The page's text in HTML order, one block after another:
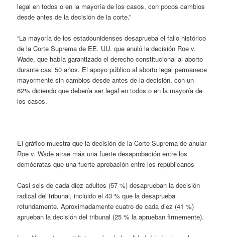
legal en todos o en la mayoría de los casos, con pocos cambios
desde antes de la decisión de la corte.”
“La mayoría de los estadounidenses desaprueba el fallo histórico
de la Corte Suprema de EE. UU. que anuló la decisión Roe v.
Wade, que había garantizado el derecho constitucional al aborto
durante casi 50 años. El apoyo público al aborto legal permanece
mayormente sin cambios desde antes de la decisión, con un
62% diciendo que debería ser legal en todos o en la mayoría de
los casos.
El gráfico muestra que la decisión de la Corte Suprema de anular
Roe v. Wade atrae más una fuerte desaprobación entre los
demócratas que una fuerte aprobación entre los republicanos
Casi seis de cada diez adultos (57 %) desaprueban la decisión
radical del tribunal, incluido el 43 % que la desaprueba
rotundamente. Aproximadamente cuatro de cada diez (41 %)
aprueban la decisión del tribunal (25 % la aprueban firmemente).